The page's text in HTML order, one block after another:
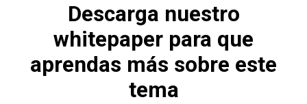
Descarga nuestro
whitepaper para que
aprendas más sobre este
tema